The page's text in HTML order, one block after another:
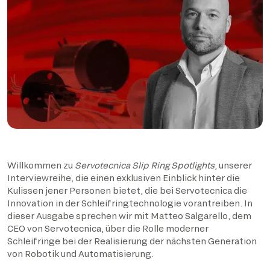
Willkommen zu Servotecnica Slip Ring Spotlights, unserer
Interviewreihe, die einen exklusiven Einblick hinter die
Kulissen jener Personen bietet, die bei Servotecnica die
Innovation in der Schleifringtechnologie vorantreiben. In
dieser Ausgabe sprechen wir mit Matteo Salgarello, dem
CEO von Servotecnica, über die Rolle moderner
Schleifringe bei der Realisierung der nächsten Generation
von Robotik und Automatisierung.